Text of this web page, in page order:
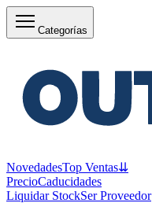
Categorías
NovedadesTop Ventas⇊
PrecioCaducidades
Liquidar StockSer Proveedor